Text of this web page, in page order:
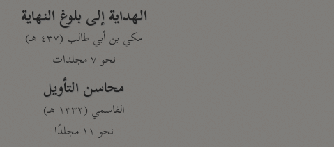
الهداية إلى بلوغ النهاية
مكي بن أبي طالب (٤٣٧ هـ)
نحو ٧ مجلدات
محاسن التأويل
القاسمي (١٣٣٢ هـ)
نحو ١١ مجلدًا